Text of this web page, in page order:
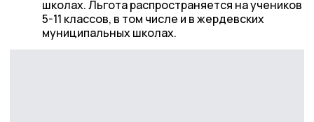
школах. Льгота распространяется на учеников
5-11 классов, в том числе и в жердевских
муниципальных школах.